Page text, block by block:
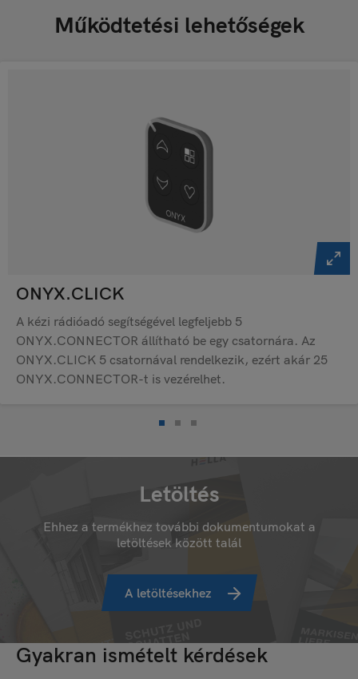
Működtetési lehetőségek
ONYX.CLICK
A kézi rádióadó segítségével legfeljebb 5
ONYX.CONNECTOR állítható be egy csatornára. Az
ONYX.CLICK 5 csatornával rendelkezik, ezért akár 25
ONYX.CONNECTOR-t is vezérelhet.
Letöltés
Ehhez a termékhez további dokumentumokat a
letöltések között talál
A letöltésekhez
Gyakran ismételt kérdések